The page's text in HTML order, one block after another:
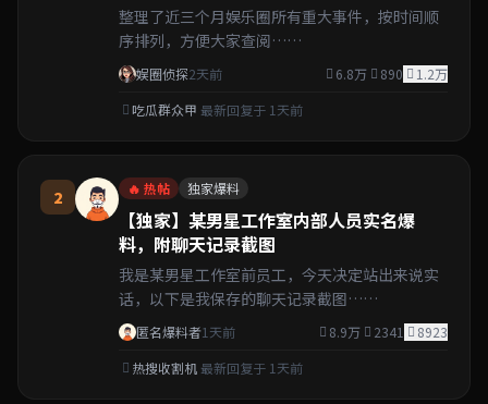
整理了近三个月娱乐圈所有重大事件，按时间顺
序排列，方便大家查阅……
娱圈侦探2天前 6.8万 890
1.2万
吃瓜群众甲 最新回复于 1天前
2 🔥 热帖 独家爆料
【独家】某男星工作室内部人员实名爆
料，附聊天记录截图
我是某男星工作室前员工，今天决定站出来说实
话，以下是我保存的聊天记录截图……
匿名爆料者1天前 8.9万 2341
8923
热搜收割机 最新回复于 1天前